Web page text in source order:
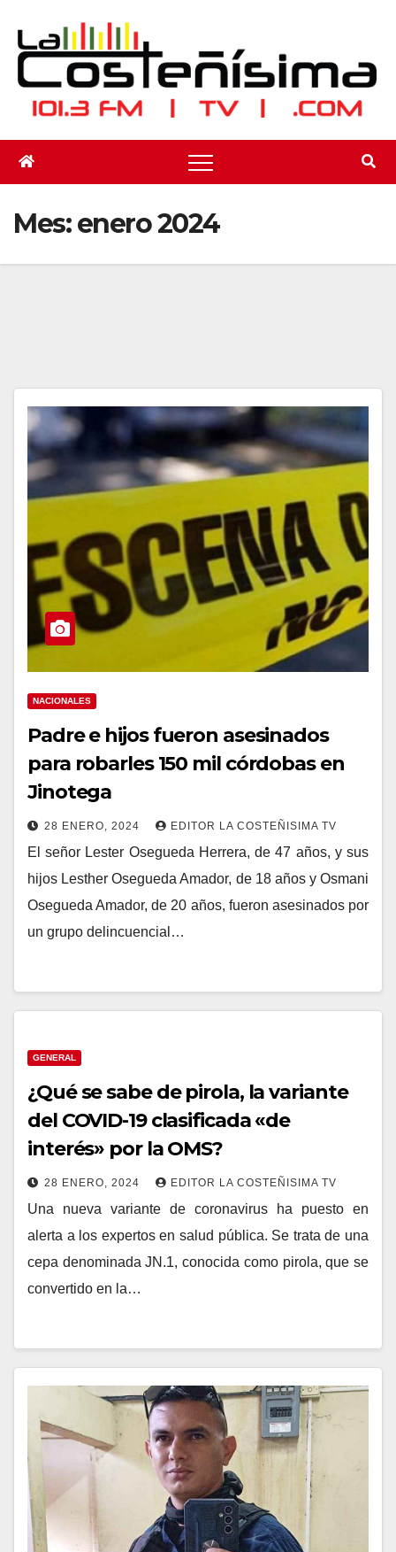
contenido
Mes:enero 2024
NACIONALES
Padre e hijos fueron asesinados
para robarles 150 mil córdobas en
Jinotega
28 ENERO, 2024 EDITOR LA COSTEÑISIMA TV
El señor Lester Osegueda Herrera, de 47 años, y sus
hijos Lesther Osegueda Amador, de 18 años y Osmani
Osegueda Amador, de 20 años, fueron asesinados por
un grupo delincuencial…
GENERAL
¿Qué se sabe de pirola, la variante
del COVID-19 clasificada «de
interés» por la OMS?
28 ENERO, 2024 EDITOR LA COSTEÑISIMA TV
Una nueva variante de coronavirus ha puesto en
alerta a los expertos en salud pública. Se trata de una
cepa denominada JN.1, conocida como pirola, que se
convertido en la…